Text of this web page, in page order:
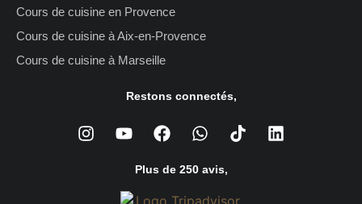
Cours de cuisine en Provence
Cours de cuisine à Aix-en-Provence
Cours de cuisine à Marseille
Restons connectés,
Plus de 250 avis,